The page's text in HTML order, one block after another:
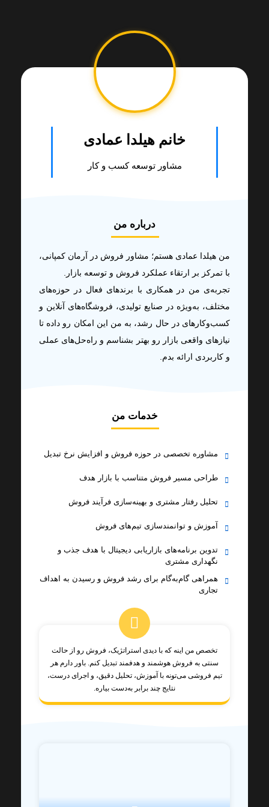
خانم هیلدا عمادی
مشاور توسعه کسب و کار
درباره من
من هیلدا عمادی هستم؛ مشاور فروش در آرمان کمپانی،
با تمرکز بر ارتقاء عملکرد فروش و توسعه بازار.
تجربه‌ی من در همکاری با برندهای فعال در حوزه‌های
مختلف، به‌ویژه در صنایع تولیدی، فروشگاه‌های آنلاین و
کسب‌وکارهای در حال رشد، به من این امکان رو داده تا
نیازهای واقعی بازار رو بهتر بشناسم و راه‌حل‌های عملی
و کاربردی ارائه بدم.
خدمات من
مشاوره تخصصی در حوزه فروش و افزایش نرخ تبدیل
طراحی مسیر فروش متناسب با بازار هدف
تحلیل رفتار مشتری و بهینه‌سازی فرآیند فروش
آموزش و توانمندسازی تیم‌های فروش
تدوین برنامه‌های بازاریابی دیجیتال با هدف جذب و
نگهداری مشتری
همراهی گام‌به‌گام برای رشد فروش و رسیدن به اهداف
تجاری
تخصص من اینه که با دیدی استراتژیک، فروش رو از حالت
سنتی به فروش هوشمند و هدفمند تبدیل کنم. باور دارم هر
تیم فروشی می‌تونه با آموزش، تحلیل دقیق، و اجرای درست،
نتایج چند برابر به‌دست بیاره.